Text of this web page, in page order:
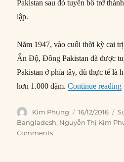
Pakistan sau đó tuyên bố trở
lập.
Năm 1947, vào cuối thời kỳ cai
Ấn Độ, Đông Pakistan đã được
Pakistan ở phía tây, dù thực tế là
hơn 1.000 dặm.Continue reading
Author
Kim Phụng
Posted
on
16/12/2016
Bangladesh, Nguyễn Thị Kim
Comments